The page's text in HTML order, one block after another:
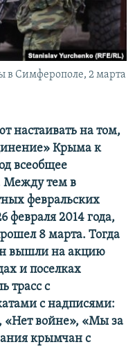
в Симферополе, 2 марта
настаивать на том,
Крыма к
всеобщее
Между тем в
февральских
февраля 2014 года,
8 марта. Тогда
вышли на акцию
и поселках
трасс с
с надписями:
войне», «Мы за
крымчан с